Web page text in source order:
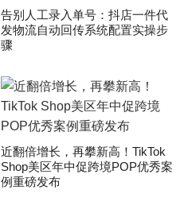
告别人工录入单号：抖店一件代
发物流自动回传系统配置实操步
骤
近翻倍增长，再攀新高！TikTok
Shop美区年中促跨境POP优秀案
例重磅发布